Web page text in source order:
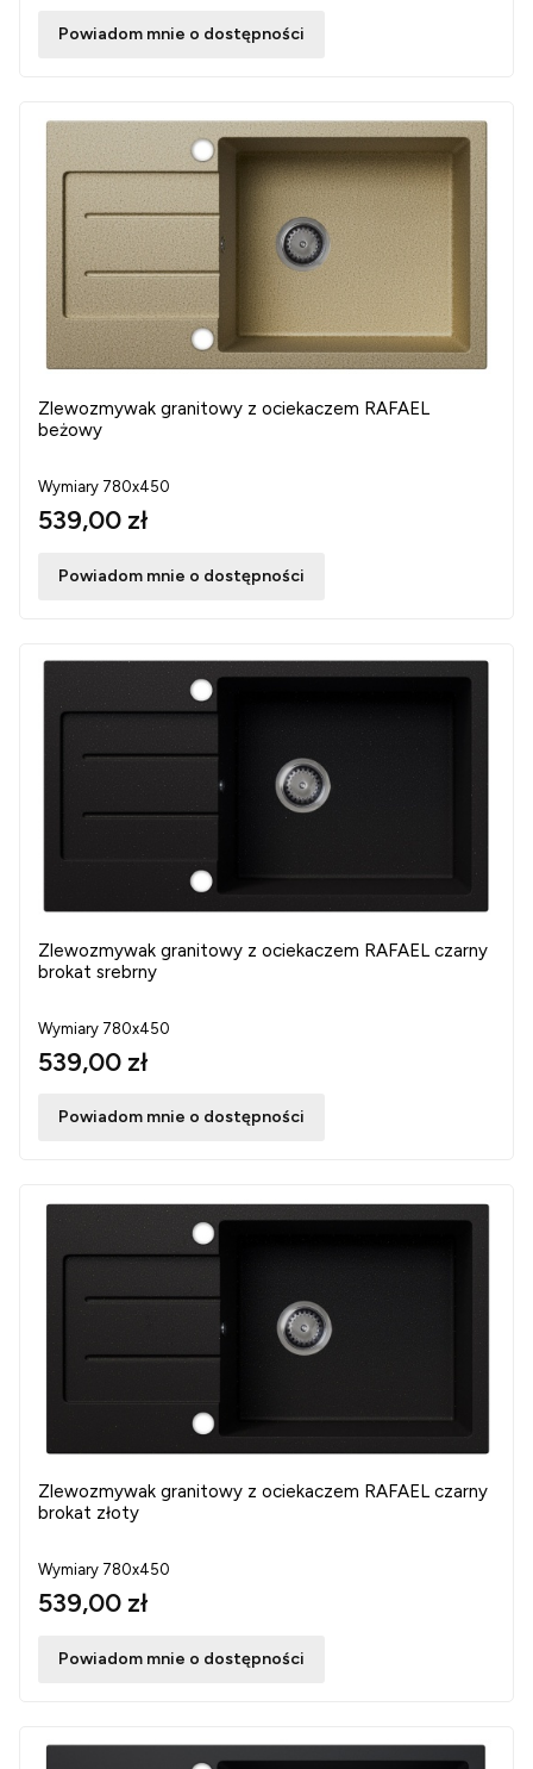
Powiadom mnie o dostępności
Zlewozmywak granitowy z ociekaczem RAFAEL
beżowy
Wymiary 780x450
539,00 zł
Powiadom mnie o dostępności
Zlewozmywak granitowy z ociekaczem RAFAEL czarny
brokat srebrny
Wymiary 780x450
539,00 zł
Powiadom mnie o dostępności
Zlewozmywak granitowy z ociekaczem RAFAEL czarny
brokat złoty
Wymiary 780x450
539,00 zł
Powiadom mnie o dostępności